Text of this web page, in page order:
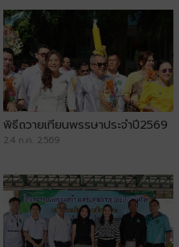
พิธีถวายเทียนพรรษาประจำปี2569
24 ก.ค. 2569